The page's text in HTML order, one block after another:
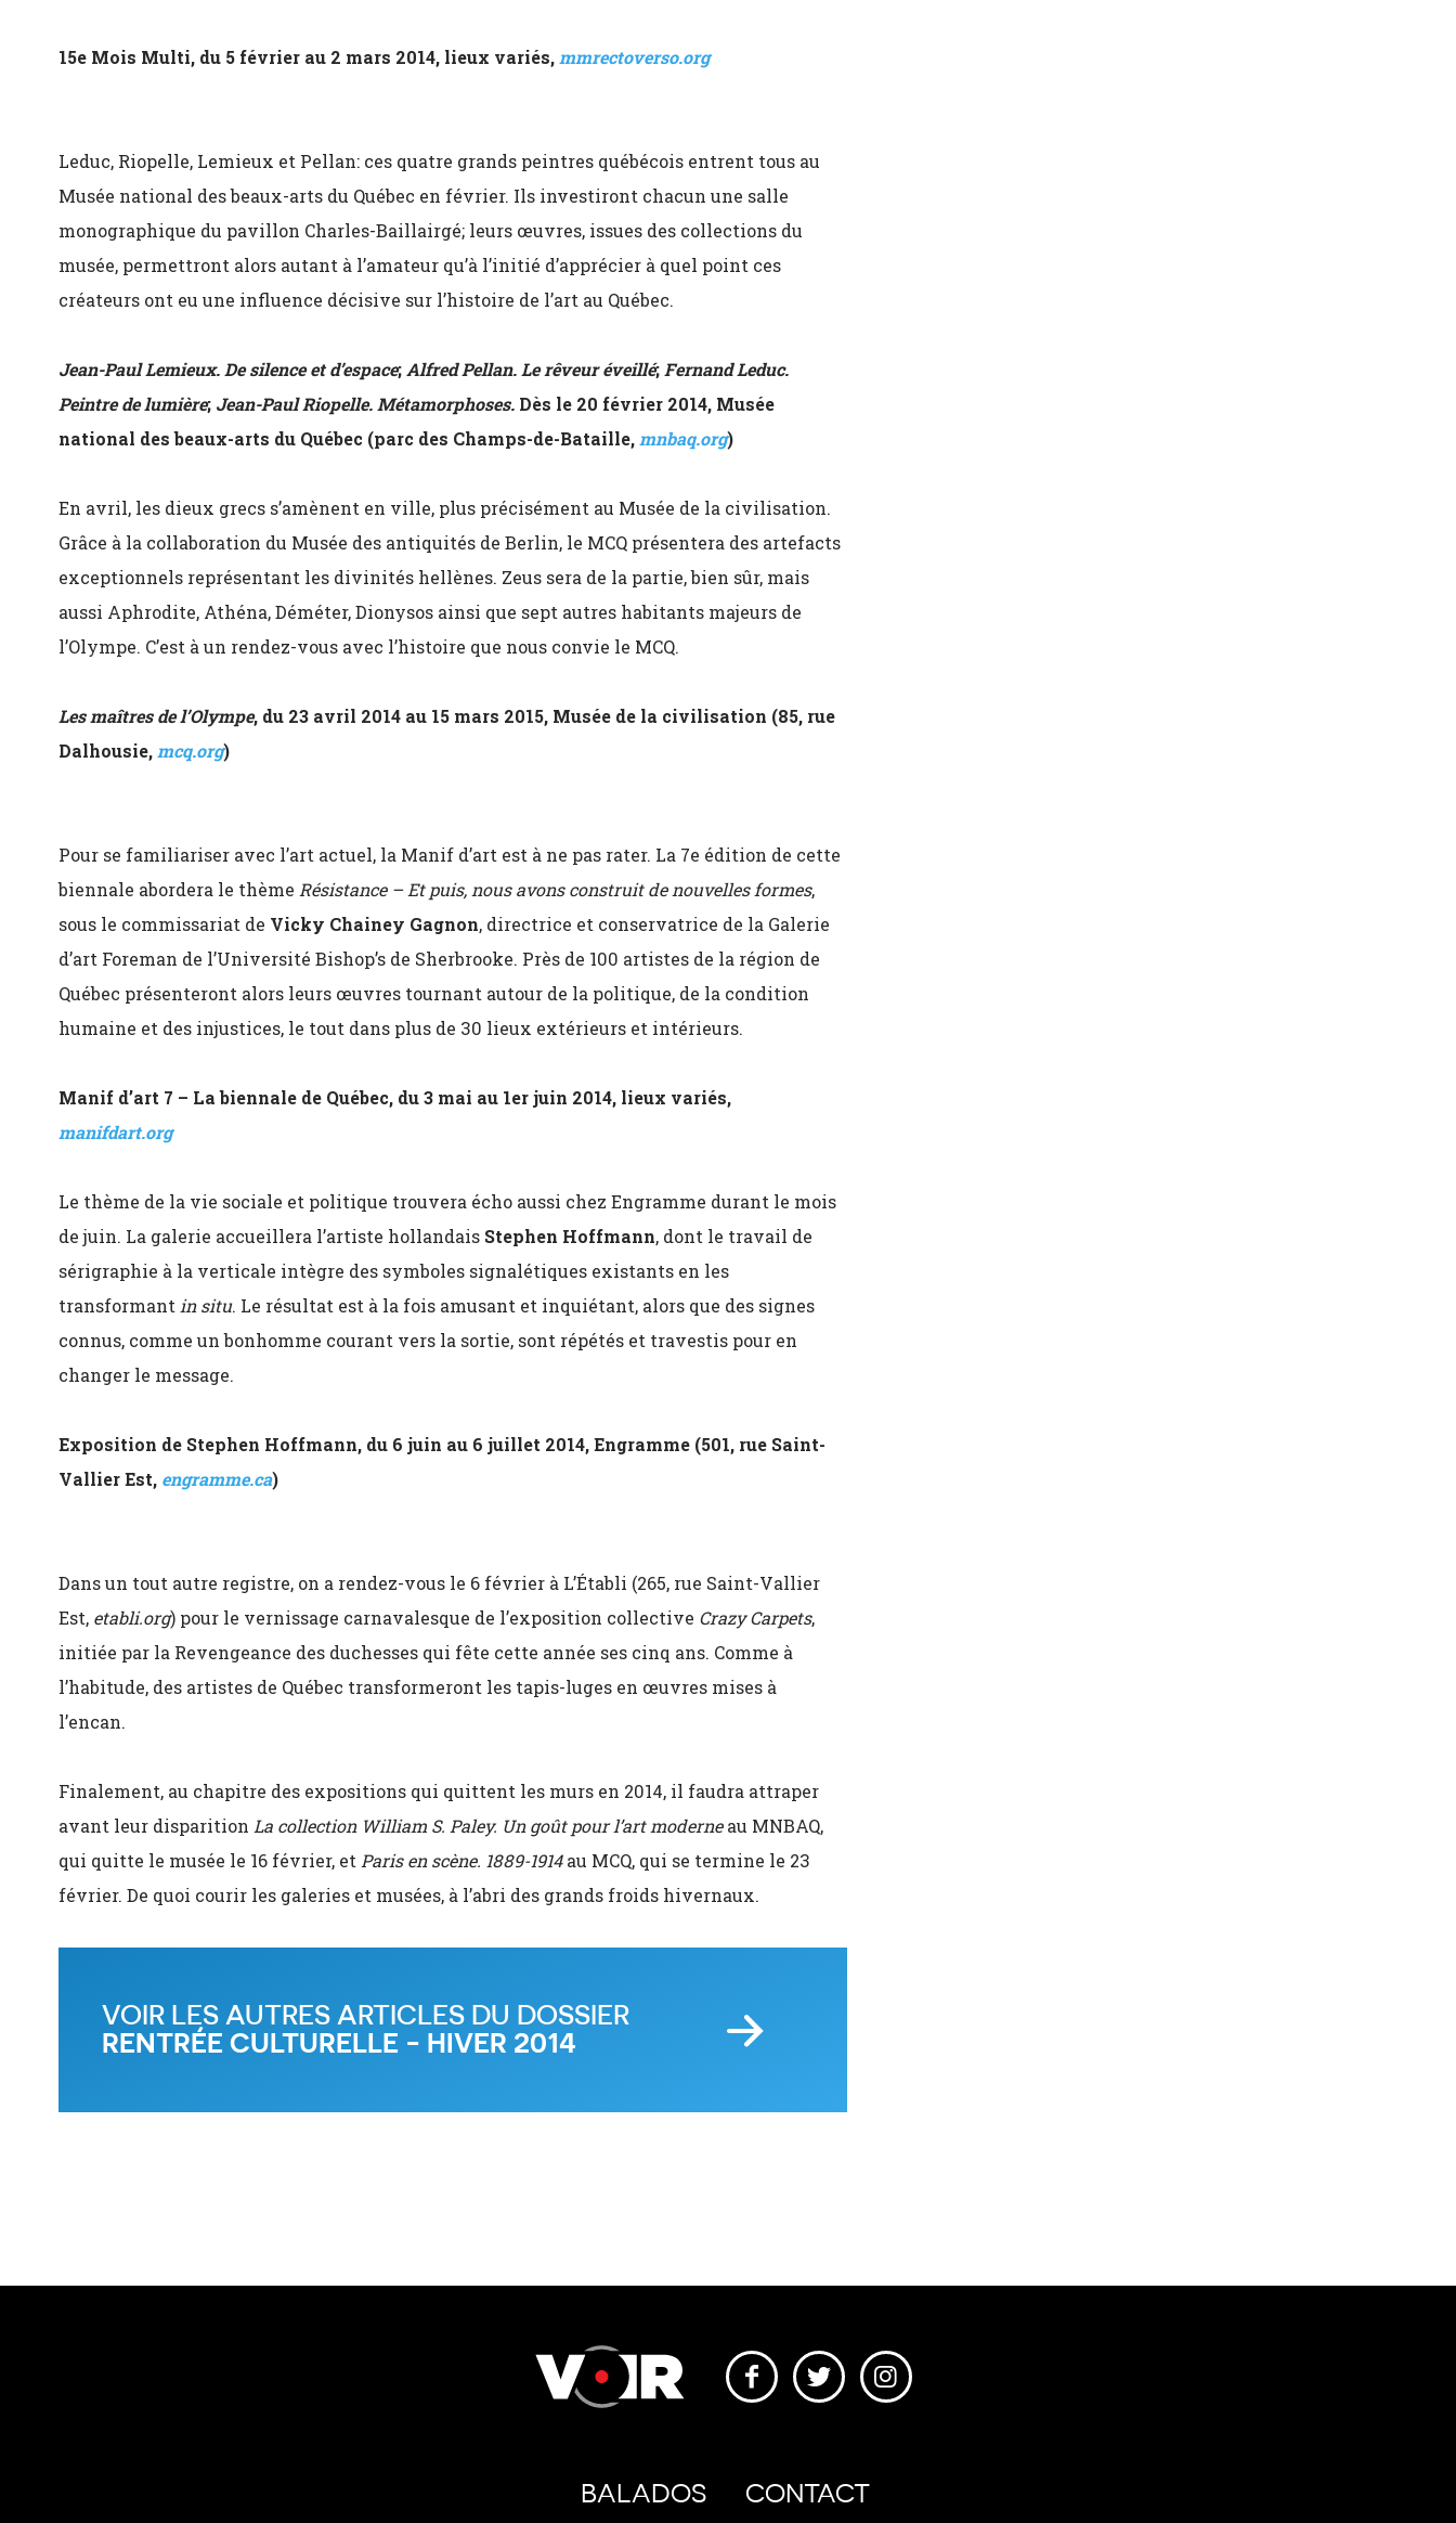
15e Mois Multi, du 5 février au 2 mars 2014, lieux variés, mmrectoverso.org
Leduc, Riopelle, Lemieux et Pellan: ces quatre grands peintres québécois entrent tous au
Musée national des beaux-arts du Québec en février. Ils investiront chacun une salle
monographique du pavillon Charles-Baillairgé; leurs œuvres, issues des collections du
musée, permettront alors autant à l’amateur qu’à l’initié d’apprécier à quel point ces
créateurs ont eu une influence décisive sur l’histoire de l’art au Québec.
Jean-Paul Lemieux. De silence et d’espace;Alfred Pellan. Le rêveur éveillé;Fernand Leduc.
Peintre de lumière;Jean-Paul Riopelle. Métamorphoses.Dès le 20 février 2014, Musée
national des beaux-arts du Québec (parc des Champs-de-Bataille, mnbaq.org)
En avril, les dieux grecs s’amènent en ville, plus précisément au Musée de la civilisation.
Grâce à la collaboration du Musée des antiquités de Berlin, le MCQ présentera des artefacts
exceptionnels représentant les divinités hellènes. Zeus sera de la partie, bien sûr, mais
aussi Aphrodite, Athéna, Déméter, Dionysos ainsi que sept autres habitants majeurs de
l’Olympe. C’est à un rendez-vous avec l’histoire que nous convie le MCQ.
Les maîtres de l’Olympe, du 23 avril 2014 au 15 mars 2015, Musée de la civilisation (85, rue
Dalhousie, mcq.org)
Pour se familiariser avec l’art actuel, la Manif d’art est à ne pas rater. La 7e édition de cette
biennale abordera le thème Résistance – Et puis, nous avons construit de nouvelles formes,
sous le commissariat de Vicky Chainey Gagnon, directrice et conservatrice de la Galerie
d’art Foreman de l’Université Bishop’s de Sherbrooke. Près de 100 artistes de la région de
Québec présenteront alors leurs œuvres tournant autour de la politique, de la condition
humaine et des injustices, le tout dans plus de 30 lieux extérieurs et intérieurs.
Manif d’art 7 – La biennale de Québec, du 3 mai au 1er juin 2014, lieux variés,
manifdart.org
Le thème de la vie sociale et politique trouvera écho aussi chez Engramme durant le mois
de juin. La galerie accueillera l’artiste hollandais Stephen Hoffmann, dont le travail de
sérigraphie à la verticale intègre des symboles signalétiques existants en les
transformant in situ. Le résultat est à la fois amusant et inquiétant, alors que des signes
connus, comme un bonhomme courant vers la sortie, sont répétés et travestis pour en
changer le message.
Exposition de Stephen Hoffmann, du 6 juin au 6 juillet 2014, Engramme (501, rue Saint-
Vallier Est, engramme.ca)
Dans un tout autre registre, on a rendez-vous le 6 février à L’Établi (265, rue Saint-Vallier
Est, etabli.org) pour le vernissage carnavalesque de l’exposition collective Crazy Carpets,
initiée par la Revengeance des duchesses qui fête cette année ses cinq ans. Comme à
l’habitude, des artistes de Québec transformeront les tapis-luges en œuvres mises à
l’encan.
Finalement, au chapitre des expositions qui quittent les murs en 2014, il faudra attraper
avant leur disparition La collection William S. Paley. Un goût pour l’art moderneau MNBAQ,
qui quitte le musée le 16 février, et Paris en scène. 1889-1914au MCQ, qui se termine le 23
février. De quoi courir les galeries et musées, à l’abri des grands froids hivernaux.
VOIR LES AUTRES ARTICLES DU DOSSIER
RENTRÉE CULTURELLE - HIVER 2014
BALADOS CONTACT